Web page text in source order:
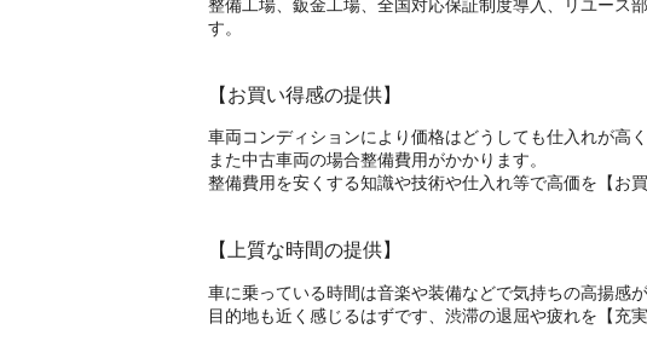
す。
【お買い得感の提供】
車両コンディションにより価格はどうしても仕入れが高く
また中古車両の場合整備費用がかかります。
整備費用を安くする知識や技術や仕入れ等で高価を【お
【上質な時間の提供】
車に乗っている時間は音楽や装備などで気持ちの高揚感が
目的地も近く感じるはずです、渋滞の退屈や疲れを【充実